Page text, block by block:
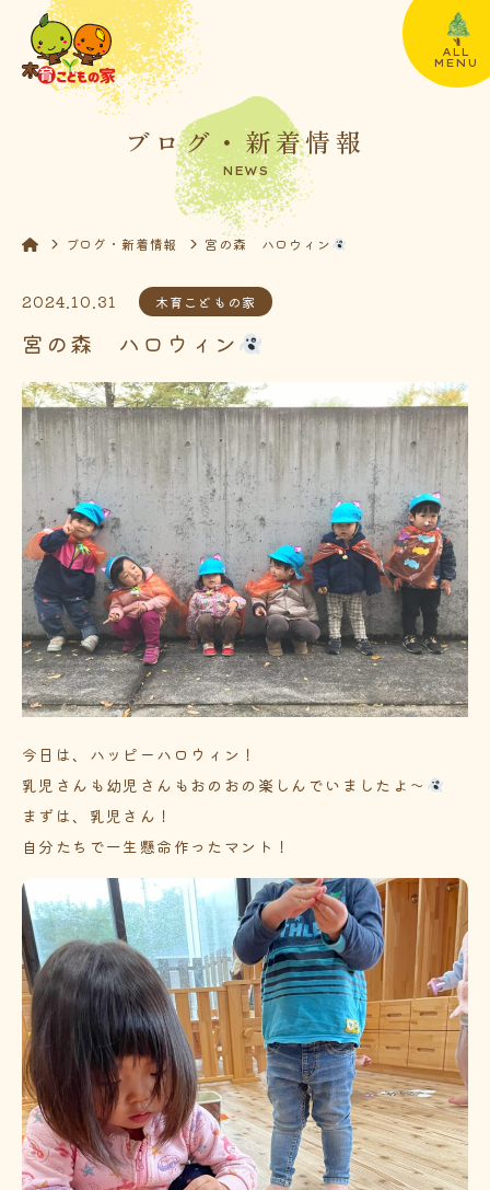
ALL
MENU
ブログ・新着情報
NEWS
ブログ・新着情報 宮の森 ハロウィン
2024.10.31 木育こどもの家
宮の森 ハロウィン
今日は、ハッピーハロウィン！
乳児さんも幼児さんもおのおの楽しんでいましたよ～
まずは、乳児さん！
自分たちで一生懸命作ったマント！